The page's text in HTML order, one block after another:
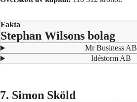
Fakta
Stephan Wilsons bolag
⁠ Mr Business AB
⁠ Idéstorm AB
7. Simon Sköld